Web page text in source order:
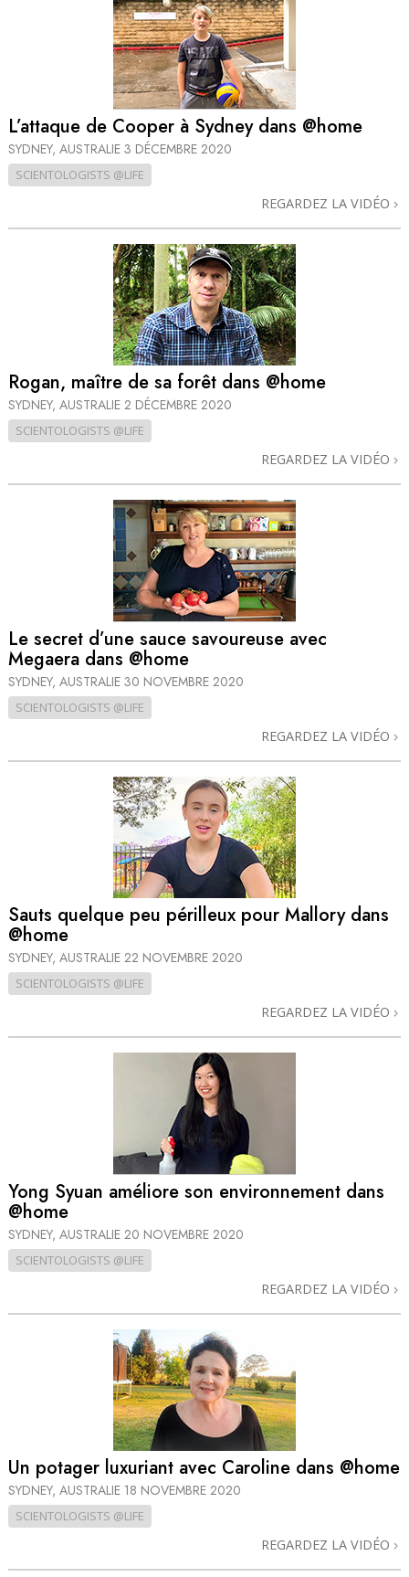
L’attaque de Cooper à Sydney dans @home
SYDNEY, AUSTRALIE 3 DÉCEMBRE 2020
SCIENTOLOGISTS @LIFE
REGARDEZ LA VIDÉO
Rogan, maître de sa forêt dans @home
SYDNEY, AUSTRALIE 2 DÉCEMBRE 2020
SCIENTOLOGISTS @LIFE
REGARDEZ LA VIDÉO
Le secret d’une sauce savoureuse avec
Megaera dans @home
SYDNEY, AUSTRALIE 30 NOVEMBRE 2020
SCIENTOLOGISTS @LIFE
REGARDEZ LA VIDÉO
Sauts quelque peu périlleux pour Mallory dans
@home
SYDNEY, AUSTRALIE 22 NOVEMBRE 2020
SCIENTOLOGISTS @LIFE
REGARDEZ LA VIDÉO
Yong Syuan améliore son environnement dans
@home
SYDNEY, AUSTRALIE 20 NOVEMBRE 2020
SCIENTOLOGISTS @LIFE
REGARDEZ LA VIDÉO
Un potager luxuriant avec Caroline dans @home
SYDNEY, AUSTRALIE 18 NOVEMBRE 2020
SCIENTOLOGISTS @LIFE
REGARDEZ LA VIDÉO